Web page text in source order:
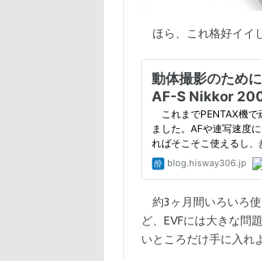
ほら、これ格好イイ
約3ヶ月間いろいろ使
ど、EVFには大きな問
いところだけ手に入れ